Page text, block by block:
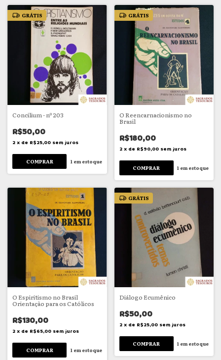
GRÁTIS
Concilium - nº 203
R$50,00
2 x de R$25,00 sem juros
1 em estoque
GRÁTIS
O Reencarnacionismo no
Brasil
R$180,00
2 x de R$90,00 sem juros
1 em estoque
O Espiritismo no Brasil
Orientação para os Católicos
R$130,00
2 x de R$65,00 sem juros
1em estoque
GRÁTIS
Diálogo Ecumênico
R$50,00
2 x de R$25,00 sem juros
1 em estoque